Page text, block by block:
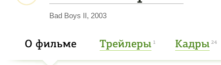
Bad Boys II, 2003
О фильме Трейлеры 1 Кадры 24